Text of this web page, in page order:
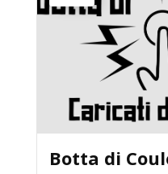
Botta di